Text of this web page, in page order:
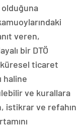
veren,
bir DTÖ
ticaret
haline
ve kurallara
istikrar ve refahın